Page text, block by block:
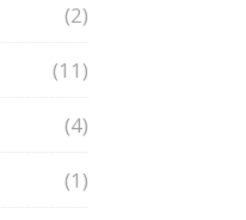
(2)
(11)
(4)
(1)